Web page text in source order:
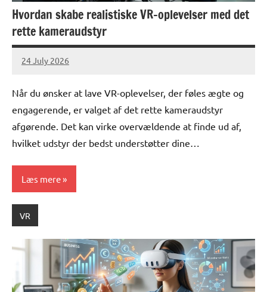
Hvordan skabe realistiske VR-oplevelser med det
rette kameraudstyr
24 July 2026
lucas
No
Når du ønsker at lave VR-oplevelser, der føles ægte og
engagerende, er valget af det rette kameraudstyr
afgørende. Det kan virke overvældende at finde ud af,
hvilket udstyr der bedst understøtter dine…
Læs mere
VR